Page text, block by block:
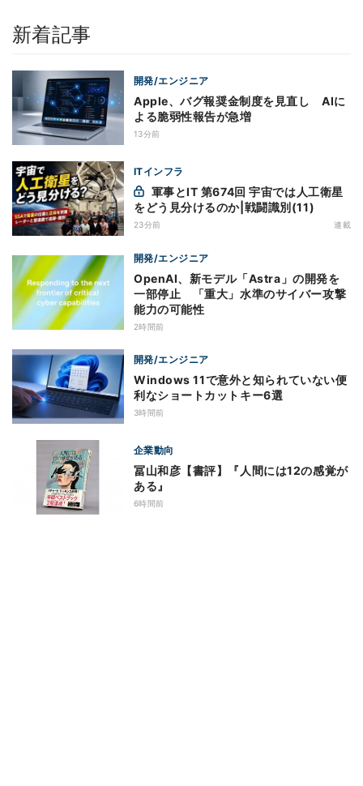
新着記事
開発/エンジニア
Apple、バグ報奨金制度を見直し AIに
よる脆弱性報告が急増
13分前
ITインフラ
をどう見分けるのか|戦闘識別(11)
23分前 連載
開発/エンジニア
OpenAI、新モデル「Astra」の開発を
一部停止 「重大」水準のサイバー攻撃
能力の可能性
2時間前
開発/エンジニア
Windows 11で意外と知られていない便
利なショートカットキー6選
3時間前
企業動向
冨山和彦【書評】『人間には12の感覚が
ある』
6時間前